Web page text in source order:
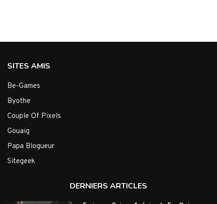
SITES AMIS
Be-Games
Byothe
Couple Of Pixels
Gouaig
Papa Blogueur
Sitegeek
DERNIERS ARTICLES